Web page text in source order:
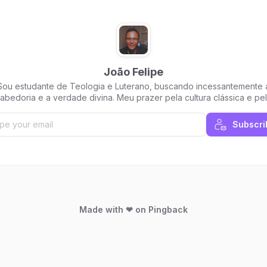
João Felipe
estudante de Teologia e Luterano, buscando incessantemente
e a verdade divina. Meu prazer pela cultura clássica e
Made with ❤ on Pingback